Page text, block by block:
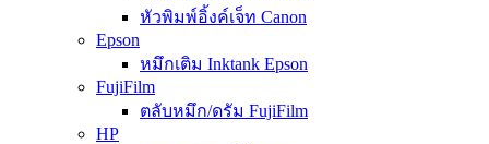
หัวพิมพ์อิ้งค์เจ็ท Canon
Epson
หมึกเติม Inktank Epson
FujiFilm
ตลับหมึก/ดรัม FujiFilm
HP